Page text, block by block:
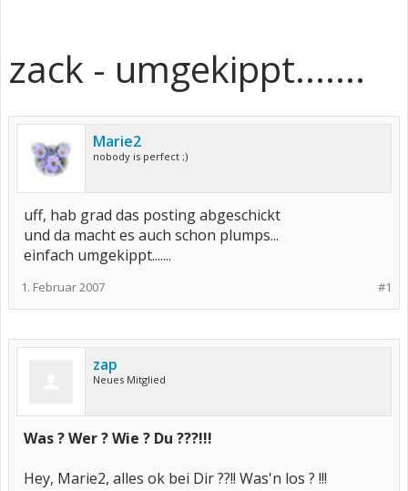
zack - umgekippt.......
Marie2
nobody is perfect ;)
uff, hab grad das posting abgeschickt
und da macht es auch schon plumps...
einfach umgekippt.......
#1
1. Februar 2007
zap
Neues Mitglied
Was ? Wer ? Wie ? Du ???!!!
Hey, Marie2, alles ok bei Dir ??!! Was'n los ? !!!